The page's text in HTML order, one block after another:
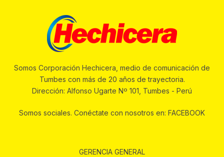
Somos Corporación Hechicera, medio de comunicación de
Tumbes con más de 20 años de trayectoria.
Dirección: Alfonso Ugarte Nº 101, Tumbes - Perú
Somos sociales. Conéctate con nosotros en: FACEBOOK
GERENCIA GENERAL